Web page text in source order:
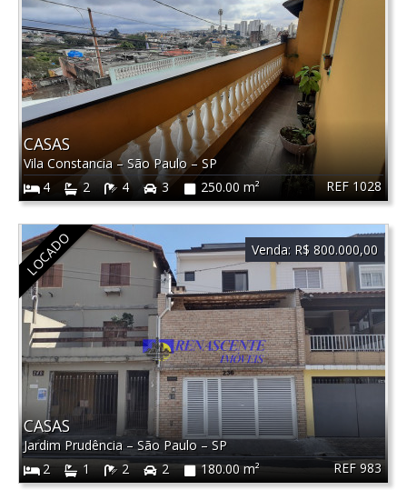
REF 1028
CASAS
Vila Constancia – São Paulo–SP
4
2 4 3 250.00 m²
LOCADO
REF 983
CASAS
Jardim Prudência – São Paulo – SP
2
1 2 2 180.00 m²
Venda: R$ 800.000,00